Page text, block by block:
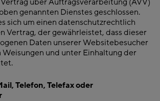
über Auftragsverarbeitung (AVV)
genannten Dienstes geschlossen.
sich um einen datenschutzrechtlich
Vertrag, der gewährleistet, dass dieser
Daten unserer Websitebesucher
Weisungen und unter Einhaltung der
Telefon, Telefax oder